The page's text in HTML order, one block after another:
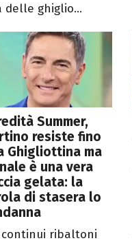
delle ghiglio...
Summer,
resiste fino
Ghigliottina ma
è una vera
gelata: la
di stasera lo
continui ribaltoni